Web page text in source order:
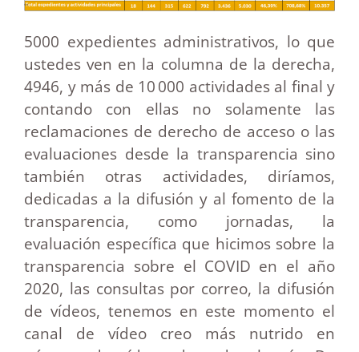
5000 expedientes administrativos, lo que
ustedes ven en la columna de la derecha,
4946, y más de 10 000 actividades al final y
contando con ellas no solamente las
reclamaciones de derecho de acceso o las
evaluaciones desde la transparencia sino
también otras actividades, diríamos,
dedicadas a la difusión y al fomento de la
transparencia, como jornadas, la
evaluación específica que hicimos sobre la
transparencia sobre el COVID en el año
2020, las consultas por correo, la difusión
de vídeos, tenemos en este momento el
canal de vídeo creo más nutrido en